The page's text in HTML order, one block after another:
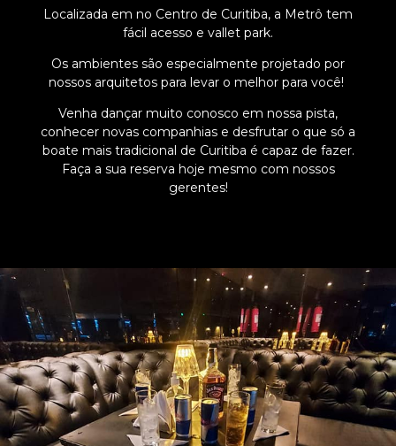
Localizada em no Centro de Curitiba, a Metrô tem
fácil acesso e vallet park.
Os ambientes são especialmente projetado por
nossos arquitetos para levar o melhor para você!
Venha dançar muito conosco em nossa pista,
conhecer novas companhias e desfrutar o que só a
boate mais tradicional de Curitiba é capaz de fazer.
Faça a sua reserva hoje mesmo com nossos
gerentes!